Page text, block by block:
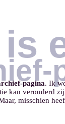
pagina. Ik
kan verouderd
misschien